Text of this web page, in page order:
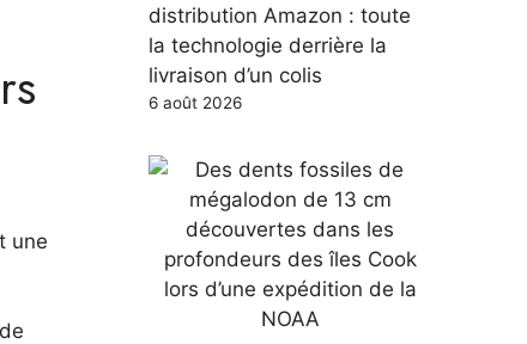
une
distribution Amazon : toute
la technologie derrière la
livraison d’un colis
6 août 2026